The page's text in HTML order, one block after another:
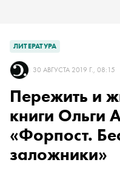
ЛИТЕРАТУРА
30 АВГУСТА 2019 Г., 08:15
Пережить и
книги Ольги
«Форпост.
заложники»